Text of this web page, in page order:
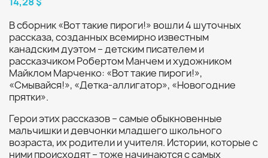
В сборник «Вот такие пироги!» вошли 4 шуточных
рассказа, созданных всемирно известным
канадским дуэтом – детским писателем и
рассказчиком Робертом Манчем и художником
Майклом Марченко: «Вот такие пироги!»,
«Смывайся!», «Детка-аллигатор», «Новогодние
прятки».
Герои этих рассказов – самые обыкновенные
мальчишки и девчонки младшего школьного
возраста, их родители и учителя. Истории, которые с
ними происходят – тоже начинаются с самых